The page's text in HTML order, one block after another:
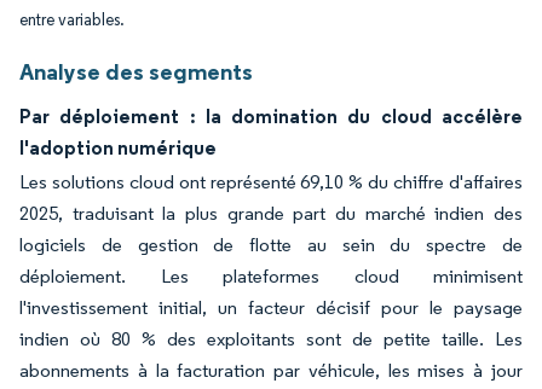
entre variables.
Analyse des segments
Par déploiement : la domination du cloud accélère
l'adoption numérique
Les solutions cloud ont représenté 69,10 % du chiffre d'affaires
2025, traduisant la plus grande part du marché indien des
logiciels de gestion de flotte au sein du spectre de
déploiement. Les plateformes cloud minimisent
l'investissement initial, un facteur décisif pour le paysage
indien où 80 % des exploitants sont de petite taille. Les
abonnements à la facturation par véhicule, les mises à jour